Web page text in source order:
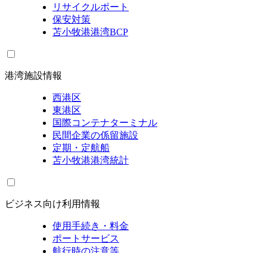
リサイクルポート
保安対策
苫小牧港港湾BCP
港湾施設情報
西港区
東港区
国際コンテナターミナル
民間企業の係留施設
定期・定航船
苫小牧港港湾統計
ビジネス向け利用情報
使用手続き・料金
ポートサービス
航行時の注意等